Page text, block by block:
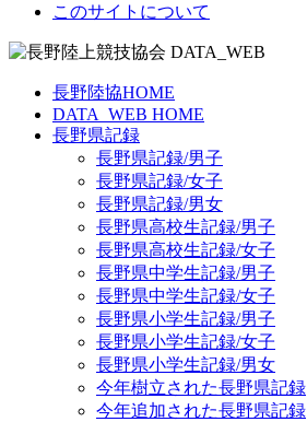
このサイトについて
長野陸協HOME
DATA_WEB HOME
長野県記録
長野県記録/男子
長野県記録/女子
長野県記録/男女
長野県高校生記録/男子
長野県高校生記録/女子
長野県中学生記録/男子
長野県中学生記録/女子
長野県小学生記録/男子
長野県小学生記録/女子
長野県小学生記録/男女
今年樹立された長野県記録
今年追加された長野県記録